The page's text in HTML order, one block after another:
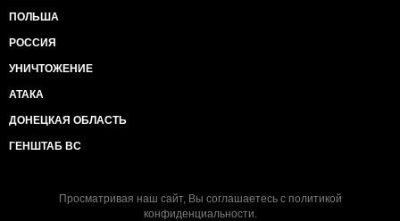
ПОЛЬША
РОССИЯ
УНИЧТОЖЕНИЕ
АТАКА
ДОНЕЦКАЯ ОБЛАСТЬ
ГЕНШТАБ ВС
Просматривая наш сайт, Вы соглашаетесь с политикой
конфиденциальности.